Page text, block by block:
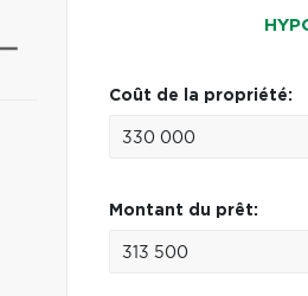
Coût de la propriété:
Montant du prêt: